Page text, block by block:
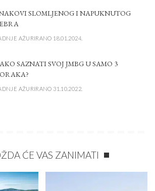
SLOMLJENOG I NAPUKNUTOG
AŽURIRANO 18.01.2024.
SAZNATI SVOJ JMBG U SAMO 3
AŽURIRANO 31.10.2022.
ĆE VAS ZANIMATI